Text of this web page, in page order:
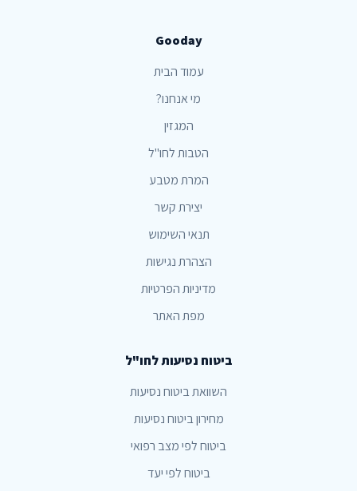
Gooday
עמוד הבית
מי אנחנו?
המגזין
הטבות לחו"ל
המרת מטבע
יצירת קשר
תנאי השימוש
הצהרת נגישות
מדיניות הפרטיות
מפת האתר
ביטוח נסיעות לחו"ל
השוואת ביטוח נסיעות
מחירון ביטוח נסיעות
ביטוח לפי מצב רפואי
ביטוח לפי יעד